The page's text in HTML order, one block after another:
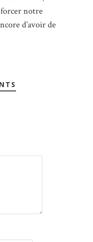
notre
d’avoir de